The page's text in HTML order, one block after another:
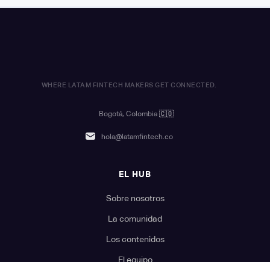
WHERE LATAM FINTECH MAKERS GET CONNECTED.
Bogotá, Colombia 🇨🇴
hola@latamfintech.co
EL HUB
Sobre nosotros
La comunidad
Los contenidos
El equipo